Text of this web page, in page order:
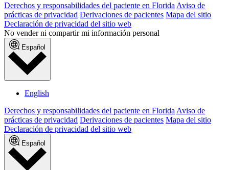
Derechos y responsabilidades del paciente en Florida Aviso de
prácticas de privacidad Derivaciones de pacientes Mapa del sitio
Declaración de privacidad del sitio web
No vender ni compartir mi información personal
Español
English
Derechos y responsabilidades del paciente en Florida Aviso de
prácticas de privacidad Derivaciones de pacientes Mapa del sitio
Declaración de privacidad del sitio web
Español